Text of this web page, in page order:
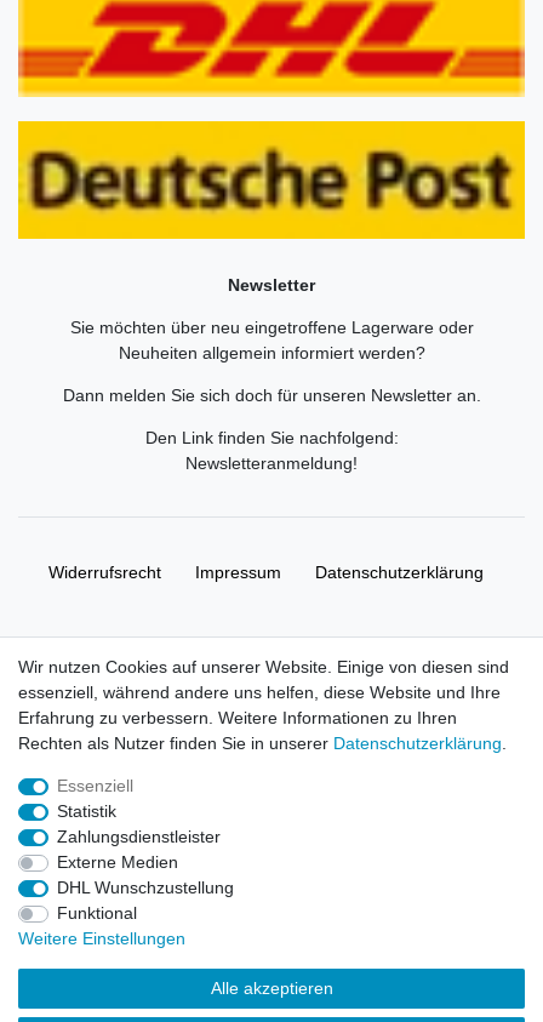
Newsletter
Sie möchten über neu eingetroffene Lagerware oder
Neuheiten allgemein informiert werden?
Dann melden Sie sich doch für unseren Newsletter an.
Den Link finden Sie nachfolgend:
Newsletteranmeldung!
Widerrufs­recht Impressum Daten­schutz­erklärung
© Copyright 2026 | Alle Rechte vorbehalten. HL-
Handelsgesellschaft mbH.
Alle Markennamen, Warenzeichen sowie sämtliche Produktbilder
und Beschreibungen sind Eigentum Ihrer rechtmäßigen
Eigentümer und dienen hier nur der Beschreibung.
Preise nur für registrierte Händler, ansonsten zeigt der Shop 0,00
€
LEGO, das LEGO Logo, die Minifigur, DUPLO, LEGENDS OF
CHIMA, NINJAGO, BIONICLE, MINDSTORMS und MIXELS sind
Wir nutzen Cookies auf unserer Website. Einige von diesen sind
essenziell, während andere uns helfen, diese Website und Ihre
Erfahrung zu verbessern. Weitere Informationen zu Ihren
Rechten als Nutzer finden Sie in unserer Daten­schutz­erklärung
Essenziell
Statistik
Zahlungsdienstleister
Externe Medien
DHL Wunschzustellung
Funktional
Weitere Einstellungen
Alle akzeptieren